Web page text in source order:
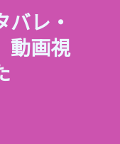
バレ・
動画視